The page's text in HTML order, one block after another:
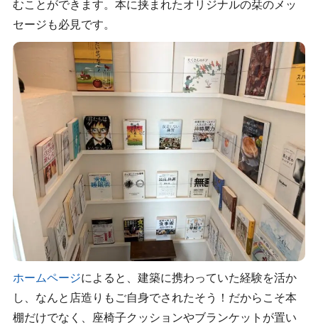
むことができます。本に挟まれたオリジナルの栞のメッ
セージも必見です。
ホームページによると、建築に携わっていた経験を活か
し、なんと店造りもご自身でされたそう！だからこそ本
棚だけでなく、座椅子クッションやブランケットが置い